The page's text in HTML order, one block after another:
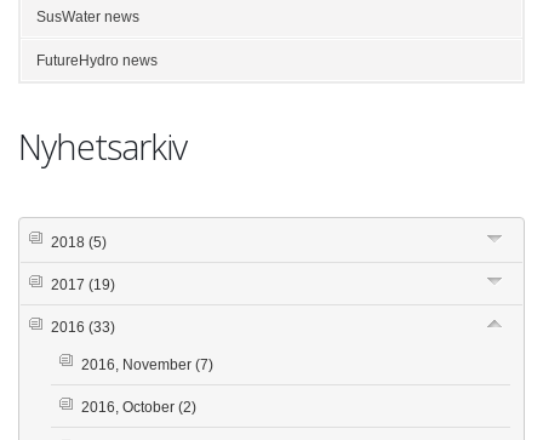
SusWater news
FutureHydro news
Nyhetsarkiv
2018 (5)
2017 (19)
2016 (33)
2016, November (7)
2016, October (2)